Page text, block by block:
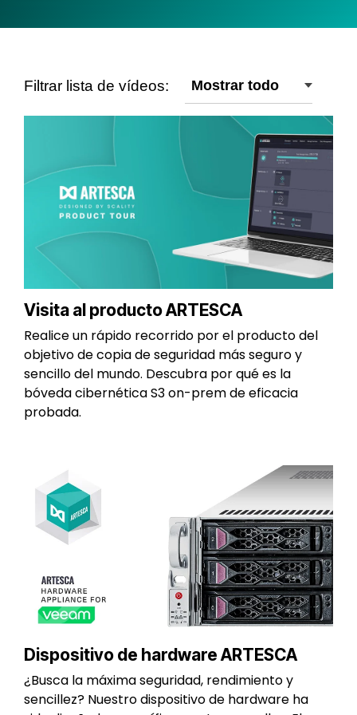
Filtrar lista de vídeos:
Visita al producto ARTESCA
Realice un rápido recorrido por el producto del
objetivo de copia de seguridad más seguro y
sencillo del mundo. Descubra por qué es la
bóveda cibernética S3 on-prem de eficacia
probada.
Dispositivo de hardware ARTESCA
¿Busca la máxima seguridad, rendimiento y
sencillez? Nuestro dispositivo de hardware ha